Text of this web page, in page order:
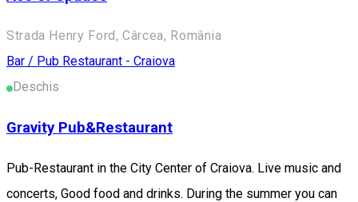
Strada Henry Ford, Cârcea, România
Bar / Pub Restaurant - Craiova
Deschis
Gravity Pub&Restaurant
Pub-Restaurant in the City Center of Craiova. Live music and
concerts, Good food and drinks. During the summer you can